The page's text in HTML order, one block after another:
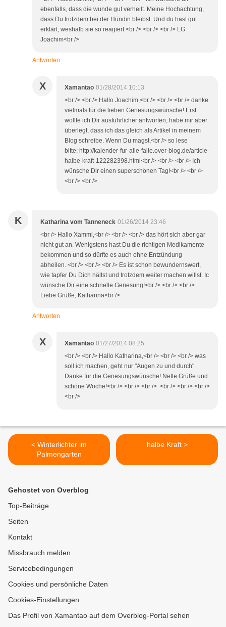
ebenfalls, dass die wunde gut verheilt. Meine Hochachtung,
dass Du trotzdem bei der Hündin bleibst. Und du hast gut
erklärt, weshalb sie so reagiert.<br /> <br /> <br /> LG
Joachim<br />
Antworten
X Xamantao 01/28/2014 10:13
<br /> <br /> Hallo Joachim,<br /> <br /> <br /> danke
vielmals für die lieben Genesungswünsche! Erst
wollte ich Dir ausführlicher antworten, habe mir aber
überlegt, dass ich das gleich als Artikel in meinem
Blog schreibe. Wenn Du magst,<br /> so lese
bitte: http://kalender-fur-alle-falle.over-blog.de/article-
halbe-kraft-122282398.html<br /> <br /> <br /> Ich
wünsche Dir einen superschönen Tag!<br /> <br />
<br /> <br />
K Katharina vom Tanneneck 01/26/2014 23:46
<br /> Hallo Xammi,<br /> <br /> <br /> das hört sich aber gar
nicht gut an. Wenigstens hast Du die richtigen Medikamente
bekommen und so dürfte es auch ohne Entzündung
abheilen. <br /> <br /> <br /> Es ist schon bewundernswert,
wie tapfer Du Dich hältst und trotzdem weiter machen willst. Ic
wünsche Dir eine schnelle Genesung!<br /> <br /> <br />
Liebe Grüße, Katharina<br />
Antworten
X Xamantao 01/27/2014 08:25
<br /> <br /> Hallo Katharina,<br /> <br /> <br /> was
soll ich machen, geht nur "Augen zu und durch".
Danke für die Genesungswünsche! Nette Grüße und
schöne Woche!<br /> <br /> <br /> <br /> <br /> <br />
<br />
< Winterlichter im
Palmengarten
halbe Kraft >
Gehostet von Overblog
Top-Beiträge
Seiten
Kontakt
Missbrauch melden
Servicebedingungen
Cookies und persönliche Daten
Cookies-Einstellungen
Das Profil von Xamantao auf dem Overblog-Portal sehen